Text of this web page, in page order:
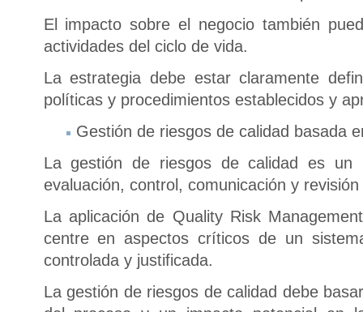
El impacto sobre el negocio también
actividades del ciclo de vida.
La estrategia debe estar claramente
políticas y procedimientos establecidos y
Gestión de riesgos de calidad basada
La gestión de riesgos de calidad es un
evaluación, control, comunicación y
La aplicación de Quality Risk
centre en aspectos críticos de un
controlada y justificada.
La gestión de riesgos de calidad debe